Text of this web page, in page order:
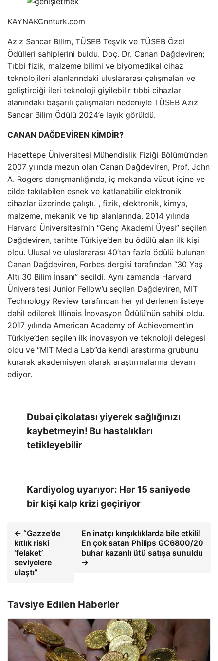
KAYNAKCnnturk.com
Aziz Sancar Bilim, TÜSEB Teşvik ve TÜSEB Özel
Ödülleri sahiplerini buldu. Doç. Dr. Canan Dağdeviren;
Tıbbi fizik, malzeme bilimi ve biyomedikal cihaz
teknolojileri alanlarındaki uluslararası çalışmaları ve
geliştirdiği ileri teknoloji giyilebilir tıbbi cihazlar
alanındaki başarılı çalışmaları nedeniyle TÜSEB Aziz
Sancar Bilim Ödülü 2024’e layık görüldü.
CANAN DAĞDEVİREN KİMDİR?
Hacettepe Üniversitesi Mühendislik Fiziği Bölümü’nden
2007 yılında mezun olan Canan Dağdeviren, Prof. John
A. Rogers danışmanlığında, iç mekanda vücut içine ve
cilde takılabilen esnek ve katlanabilir elektronik
cihazlar üzerinde çalıştı. , fizik, elektronik, kimya,
malzeme, mekanik ve tıp alanlarında. 2014 yılında
Harvard Üniversitesi’nin “Genç Akademi Üyesi” seçilen
Dağdeviren, tarihte Türkiye’den bu ödülü alan ilk kişi
oldu. Ulusal ve uluslararası 40’tan fazla ödülü bulunan
Canan Dağdeviren, Forbes dergisi tarafından “30 Yaş
Altı 30 Bilim İnsanı” seçildi. Aynı zamanda Harvard
Üniversitesi Junior Fellow’u seçilen Dağdeviren, MIT
Technology Review tarafından her yıl derlenen listeye
dahil edilerek Illinois İnovasyon Ödülü’nün sahibi oldu.
2017 yılında American Academy of Achievement’ın
Türkiye’den seçilen ilk inovasyon ve teknoloji delegesi
oldu ve “MIT Media Lab”da kendi araştırma grubunu
kurarak akademisyen olarak araştırmalarına devam
ediyor.
Dubai çikolatası yiyerek sağlığınızı
kaybetmeyin! Bu hastalıkları
tetikleyebilir
Kardiyolog uyarıyor: Her 15 saniyede
bir kişi kalp krizi geçiriyor
← “Gazze’de
kıtlık riski
‘felaket’
seviyelere
ulaştı”
En inatçı kırışıklıklarda bile etkili!
En çok satan Philips GC6800/20
buhar kazanlı ütü satışa sunuldu
→
Tavsiye Edilen Haberler